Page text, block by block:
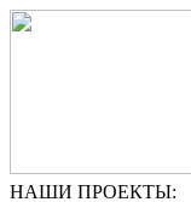
НАШИ ПРОЕКТЫ: